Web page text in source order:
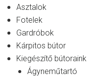
Asztalok
Fotelek
Gardróbok
Kárpitos bútor
Kiegészítő bútoraink
Ágyneműtartó